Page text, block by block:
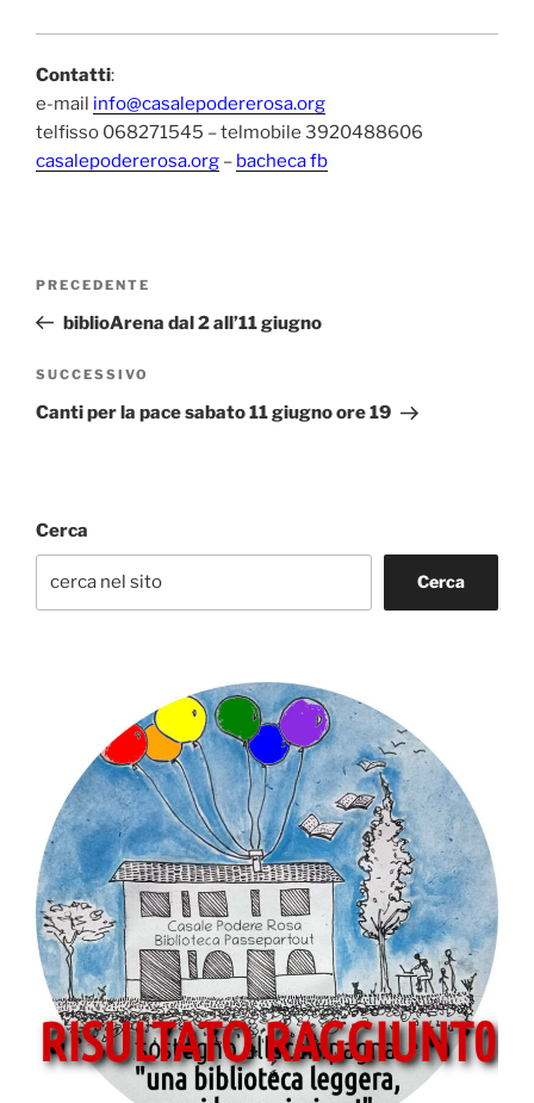
Contatti:
e-mail info@casalepodererosa.org
telfisso 068271545 – telmobile 3920488606
casalepodererosa.org – bacheca fb
Articolo
precedente:
PRECEDENTE
biblioArena dal 2 all’11 giugno
Articolo
successivo
SUCCESSIVO
Canti per la pace sabato 11 giugno ore 19
Cerca
Cerca